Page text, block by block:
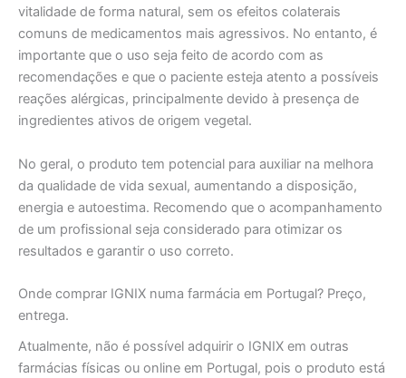
vitalidade de forma natural, sem os efeitos colaterais
comuns de medicamentos mais agressivos. No entanto, é
importante que o uso seja feito de acordo com as
recomendações e que o paciente esteja atento a possíveis
reações alérgicas, principalmente devido à presença de
ingredientes ativos de origem vegetal.
No geral, o produto tem potencial para auxiliar na melhora
da qualidade de vida sexual, aumentando a disposição,
energia e autoestima. Recomendo que o acompanhamento
de um profissional seja considerado para otimizar os
resultados e garantir o uso correto.
Onde comprar IGNIX numa farmácia em Portugal? Preço,
entrega.
Atualmente, não é possível adquirir o IGNIX em outras
farmácias físicas ou online em Portugal, pois o produto está